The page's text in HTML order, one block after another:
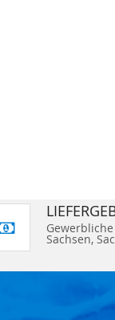
Sachsen,